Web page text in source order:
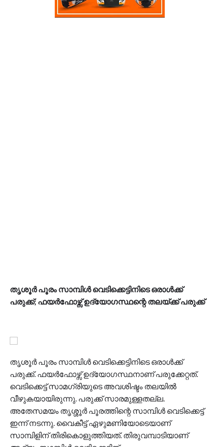
തൃശൂർ പൂരം സാമ്പിൾ വെടിക്കെട്ടിനിടെ ഒരാൾക്ക്
പരുക്ക്; ഫയർഫോഴ്സ് ഉദ്യോഗസ്ഥന്റെ തലയ്ക്ക് പരുക്ക്
തൃശൂർ പൂരം സാമ്പിൾ വെടിക്കെട്ടിനിടെ ഒരാൾക്ക്
പരുക്ക്. ഫയർഫോഴ്സ് ഉദ്യോഗസ്ഥനാണ് പരുക്കേറ്റത്.
വെടിക്കെട്ട് സാമഗ്രിയുടെ അവശിഷ്ടം തലയിൽ
വീഴുകയായിരുന്നു. പരുക്ക് സാരമുള്ളതല്ല.
അതേസമയം തൃശ്ശൂർ പൂരത്തിന്റെ സാമ്പിൾ വെടിക്കെട്ട്
ഇന്ന് നടന്നു​. വൈകീട്ട് ഏഴുമണിയോടെയാണ്
സാമ്പിളിന് തിരികൊളുത്തിയത്. തിരുവമ്പാടിയാണ്